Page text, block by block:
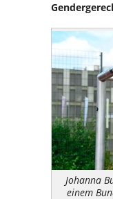
Johanna
einem